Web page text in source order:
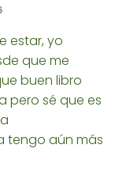
estar, yo
que me
buen libro
pero sé que es
tengo aún más